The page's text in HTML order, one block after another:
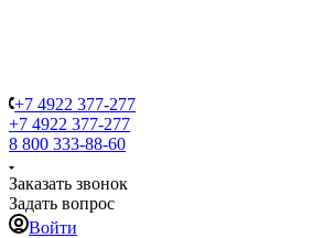
+7 4922 377-277
+7 4922 377-277
8 800 333-88-60
Заказать звонок
Задать вопрос
Войти